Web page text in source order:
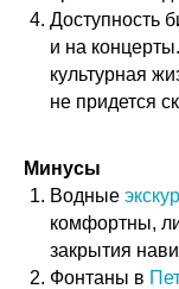
Доступность
и на
культурная
не придется
Минусы
Водные
комфортны,
закрытия
Фонтаны в